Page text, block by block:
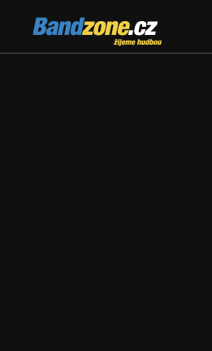
Bandzone.cz
žijeme hudbou